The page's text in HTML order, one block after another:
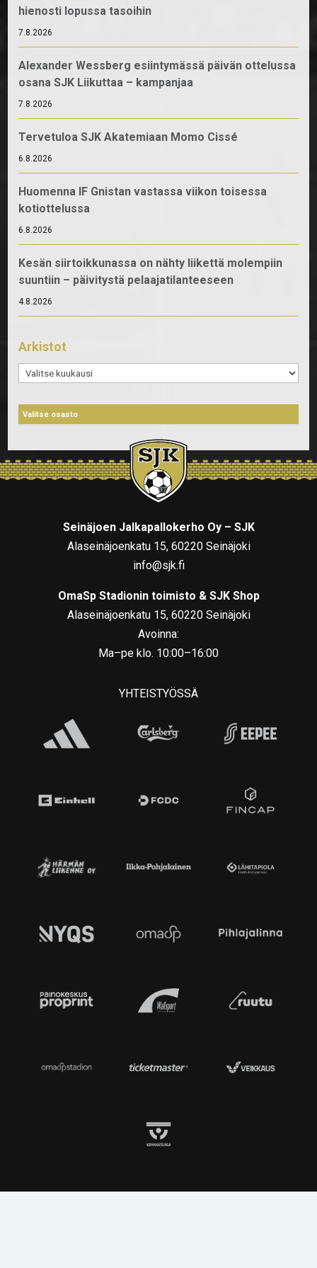
hienosti lopussa tasoihin
7.8.2026
Alexander Wessberg esiintymässä päivän ottelussa
osana SJK Liikuttaa – kampanjaa
7.8.2026
Tervetuloa SJK Akatemiaan Momo Cissé
6.8.2026
Huomenna IF Gnistan vastassa viikon toisessa
kotiottelussa
6.8.2026
Kesän siirtoikkunassa on nähty liikettä molempiin
suuntiin – päivitystä pelaajatilanteeseen
4.8.2026
Arkistot
Arkistot
Seinäjoen Jalkapallokerho Oy – SJK
Alaseinäjoenkatu 15, 60220 Seinäjoki
info@sjk.fi
OmaSp Stadionin toimisto & SJK Shop
Alaseinäjoenkatu 15, 60220 Seinäjoki
Avoinna:
Ma–pe klo. 10:00–16:00
YHTEISTYÖSSÄ